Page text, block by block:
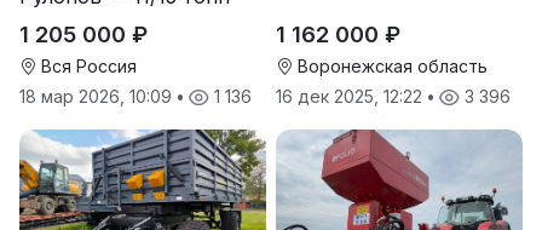
1 205 000 ₽
Вся Россия
18 мар 2026, 10:09 • 1 136
1 162 000 ₽
Воронежская область
16 дек 2025, 12:22 • 3 396